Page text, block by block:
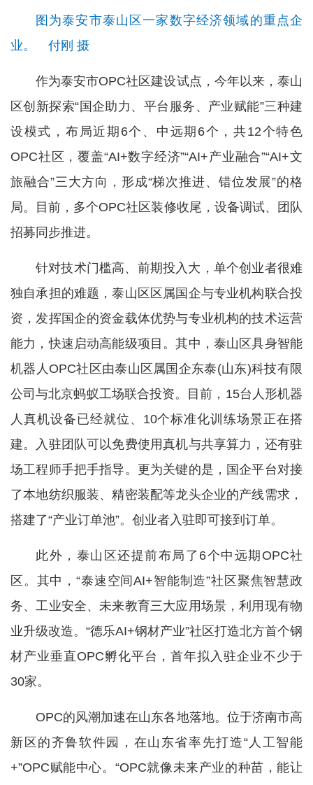
图为泰安市泰山区一家数字经济领域的重点企
业。 付刚 摄
作为泰安市OPC社区建设试点，今年以来，泰山
区创新探索“国企助力、平台服务、产业赋能”三种建
设模式，布局近期6个、中远期6个，共12个特色
OPC社区，覆盖“AI+数字经济”“AI+产业融合”“AI+文
旅融合”三大方向，形成“梯次推进、错位发展”的格
局。目前，多个OPC社区装修收尾，设备调试、团队
招募同步推进。
针对技术门槛高、前期投入大，单个创业者很难
独自承担的难题，泰山区区属国企与专业机构联合投
资，发挥国企的资金载体优势与专业机构的技术运营
能力，快速启动高能级项目。其中，泰山区具身智能
机器人OPC社区由泰山区属国企东泰(山东)科技有限
公司与北京蚂蚁工场联合投资。目前，15台人形机器
人真机设备已经就位、10个标准化训练场景正在搭
建。入驻团队可以免费使用真机与共享算力，还有驻
场工程师手把手指导。更为关键的是，国企平台对接
了本地纺织服装、精密装配等龙头企业的产线需求，
搭建了“产业订单池”。创业者入驻即可接到订单。
此外，泰山区还提前布局了6个中远期OPC社
区。其中，“泰速空间AI+智能制造”社区聚焦智慧政
务、工业安全、未来教育三大应用场景，利用现有物
业升级改造。“德乐AI+钢材产业”社区打造北方首个钢
材产业垂直OPC孵化平台，首年拟入驻企业不少于
30家。
OPC的风潮加速在山东各地落地。位于济南市高
新区的齐鲁软件园，在山东省率先打造“人工智能
+”OPC赋能中心。“OPC就像未来产业的种苗，能让